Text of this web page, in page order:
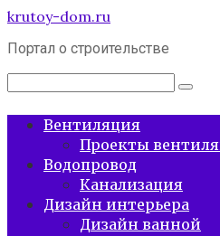
Перейти
контенту
krutoy-dom.ru
Портал о строительстве
Поиск:
Вентиляция
Проекты
Водопровод
Канализация
Дизайн интерьера
Дизайн ванной